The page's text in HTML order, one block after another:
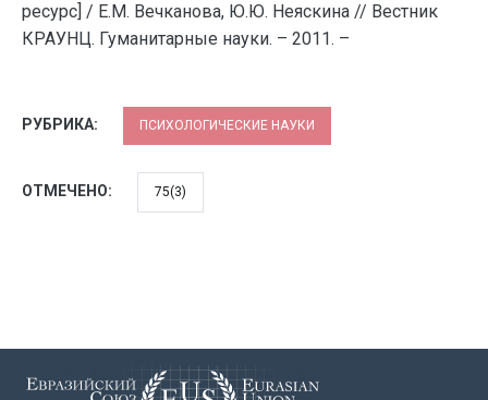
ресурс] / Е.М. Вечканова, Ю.Ю. Неяскина // Вестник
КРАУНЦ. Гуманитарные науки. – 2011. –
РУБРИКА: ПСИХОЛОГИЧЕСКИЕ НАУКИ
ОТМЕЧЕНО: 75(3)